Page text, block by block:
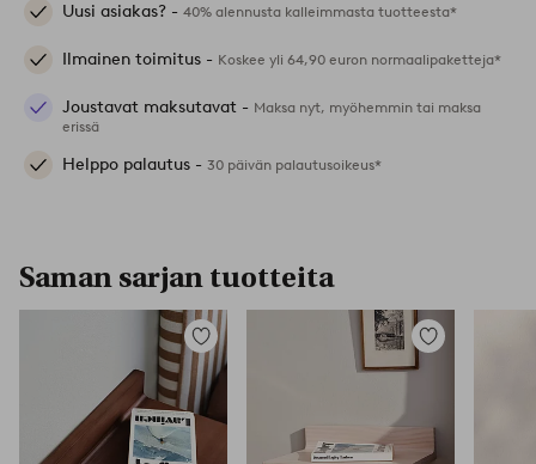
Uusi asiakas? - 40% alennusta kalleimmasta tuotteesta*
Ilmainen toimitus - Koskee yli 64,90 euron normaalipaketteja*
Joustavat maksutavat - Maksa nyt, myöhemmin tai maksa
erissä
Helppo palautus - 30 päivän palautusoikeus*
Saman sarjan tuotteita
Lisää
suosikkeihin
Lisää